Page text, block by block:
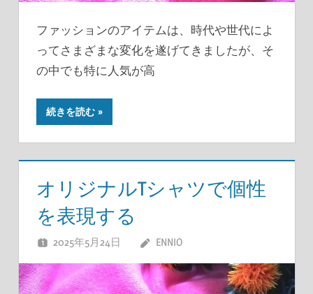
ファッションのアイテムは、時代や世代によ
ってさまざまな変化を遂げてきましたが、そ
の中でも特に人気が高
続きを読む
オリジナルTシャツで個性
を表現する
2025年5月24日 ENNIO